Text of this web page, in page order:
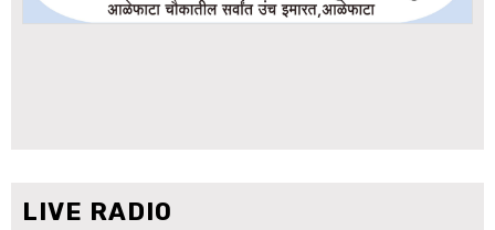
LIVE RADIO